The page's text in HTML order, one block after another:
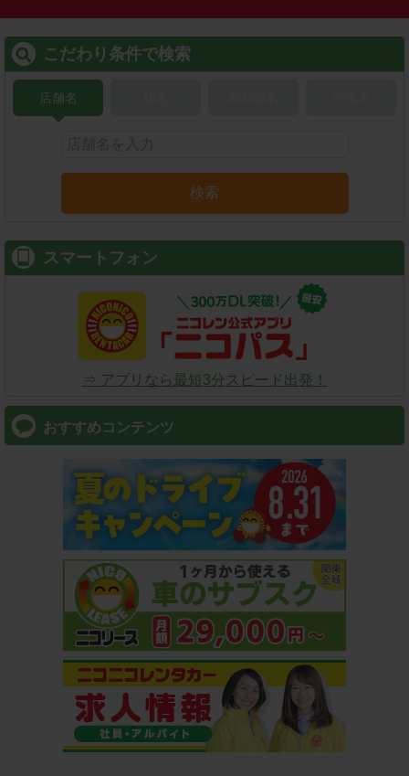
こだわり条件で検索
店舗名
検索
スマートフォン
⇒ アプリなら最短3分スピード出発！
おすすめコンテンツ